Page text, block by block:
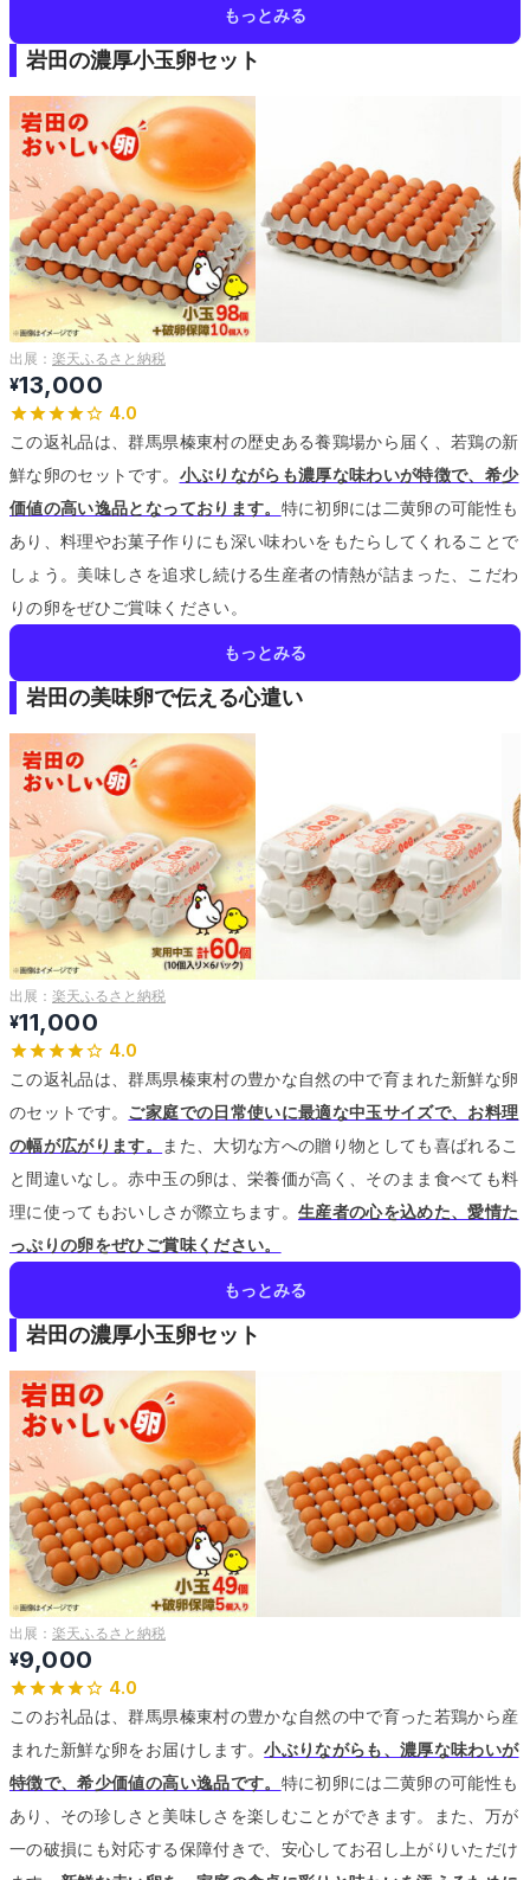
もっとみる
岩田の濃厚小玉卵セット
出展： 楽天ふるさと納税
¥13,000
4.0
この返礼品は、群馬県榛東村の歴史ある養鶏場から届く、若鶏の新
鮮な卵のセットです。 小ぶりながらも濃厚な味わいが特徴で、希少
価値の高い逸品となっております。 特に初卵には二黄卵の可能性も
あり、料理やお菓子作りにも深い味わいをもたらしてくれることで
しょう。 美味しさを追求し続ける生産者の情熱が詰まった、こだわ
りの卵をぜひご賞味ください。
もっとみる
岩田の美味卵で伝える心遣い
出展： 楽天ふるさと納税
¥11,000
4.0
この返礼品は、群馬県榛東村の豊かな自然の中で育まれた新鮮な卵
のセットです。 ご家庭での日常使いに最適な中玉サイズで、お料理
の幅が広がります。
また、大切な方への贈り物としても喜ばれるこ
と間違いなし。赤中玉の卵は、栄養価が高く、そのまま食べても料
理に使ってもおいしさが際立ちます。 生産者の心を込めた、愛情た
っぷりの卵をぜひご賞味ください。
もっとみる
岩田の濃厚小玉卵セット
出展： 楽天ふるさと納税
¥9,000
4.0
このお礼品は、群馬県榛東村の豊かな自然の中で育った若鶏から産
まれた新鮮な卵をお届けします。小ぶりながらも、濃厚な味わいが
特徴で、希少価値の高い逸品です。 特に初卵には二黄卵の可能性も
あり、その珍しさと美味しさを楽しむことができます。
また、万が
一の破損にも対応する保障付きで、安心してお召し上がりいただけ